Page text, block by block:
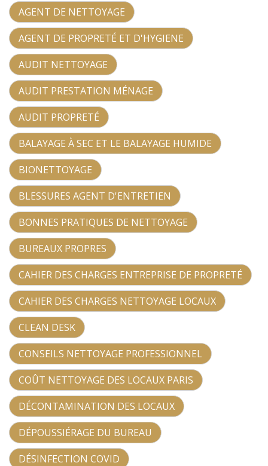
AGENT DE NETTOYAGE
AGENT DE PROPRETÉ ET D'HYGIENE
AUDIT NETTOYAGE
AUDIT PRESTATION MÉNAGE
AUDIT PROPRETÉ
BALAYAGE À SEC ET LE BALAYAGE HUMIDE
BIONETTOYAGE
BLESSURES AGENT D'ENTRETIEN
BONNES PRATIQUES DE NETTOYAGE
BUREAUX PROPRES
CAHIER DES CHARGES ENTREPRISE DE PROPRETÉ
CAHIER DES CHARGES NETTOYAGE LOCAUX
CLEAN DESK
CONSEILS NETTOYAGE PROFESSIONNEL
COÛT NETTOYAGE DES LOCAUX PARIS
DÉCONTAMINATION DES LOCAUX
DÉPOUSSIÉRAGE DU BUREAU
DÉSINFECTION COVID